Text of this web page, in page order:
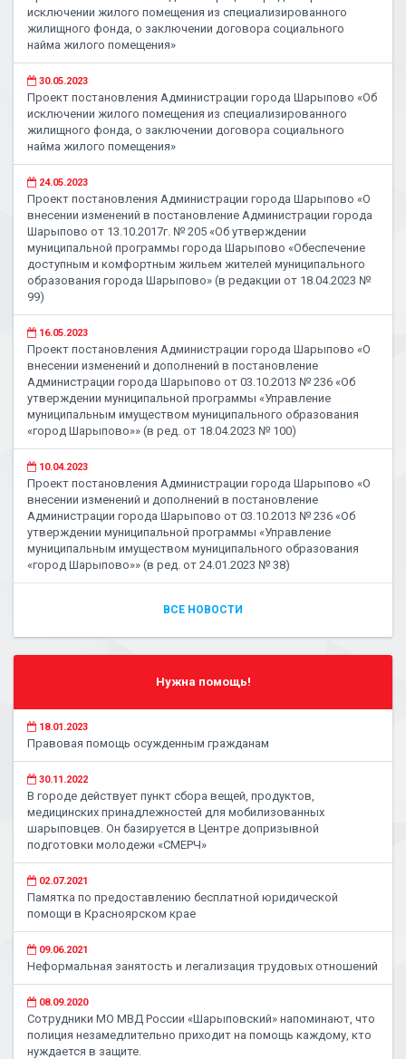
исключении жилого помещения из специализированного
жилищного фонда, о заключении договора социального
найма жилого помещения»
30.05.2023
Проект постановления Администрации города Шарыпово «Об
исключении жилого помещения из специализированного
жилищного фонда, о заключении договора социального
найма жилого помещения»
24.05.2023
Проект постановления Администрации города Шарыпово «О
внесении изменений в постановление Администрации города
Шарыпово от 13.10.2017г. № 205 «Об утверждении
муниципальной программы города Шарыпово «Обеспечение
доступным и комфортным жильем жителей муниципального
образования города Шарыпово» (в редакции от 18.04.2023 №
99)
16.05.2023
Проект постановления Администрации города Шарыпово «О
внесении изменений и дополнений в постановление
Администрации города Шарыпово от 03.10.2013 № 236 «Об
утверждении муниципальной программы «Управление
муниципальным имуществом муниципального образования
«город Шарыпово»» (в ред. от 18.04.2023 № 100)
10.04.2023
Проект постановления Администрации города Шарыпово «О
внесении изменений и дополнений в постановление
Администрации города Шарыпово от 03.10.2013 № 236 «Об
утверждении муниципальной программы «Управление
муниципальным имуществом муниципального образования
«город Шарыпово»» (в ред. от 24.01.2023 № 38)
ВСЕ НОВОСТИ
Нужна помощь!
18.01.2023
Правовая помощь осужденным гражданам
30.11.2022
В городе действует пункт сбора вещей, продуктов,
медицинских принадлежностей для мобилизованных
шарыповцев. Он базируется в Центре допризывной
подготовки молодежи «СМЕРЧ»
02.07.2021
Памятка по предоставлению бесплатной юридической
помощи в Красноярском крае
09.06.2021
Неформальная занятость и легализация трудовых отношений
08.09.2020
Сотрудники МО МВД России «Шарыповский» напоминают, что
полиция незамедлительно приходит на помощь каждому, кто
нуждается в защите.